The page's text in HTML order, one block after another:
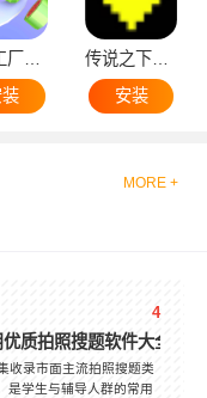
安装
MORE +
4
质拍照搜题软件大全
收录市面主流拍照搜题类
是学生与辅导人群的常用